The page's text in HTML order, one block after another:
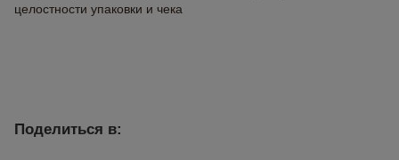
целостности упаковки и чека
Поделиться в: